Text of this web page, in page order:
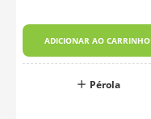
ADICIONAR AO CARRINHO
Pérola